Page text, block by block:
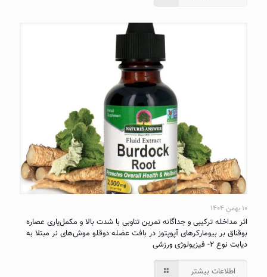
۱۰ بهمن ۱۴۰۴
اثر مداخله ترکیبی و جداگانه تمرین تناوبی با شدت بالا و مکمل‌یاری عصاره
بوقناق بر بیومارکرهای آپوپتوز در بافت عضله دوقلو موش‌های نر مبتلا به
دیابت نوع ۲- فیزیولوژی ورزشی
اطلاعات بیشتر